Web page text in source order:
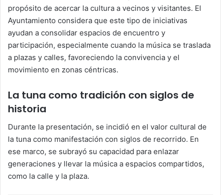
propósito de acercar la cultura a vecinos y visitantes. El
Ayuntamiento considera que este tipo de iniciativas
ayudan a consolidar espacios de encuentro y
participación, especialmente cuando la música se traslada
a plazas y calles, favoreciendo la convivencia y el
movimiento en zonas céntricas.
La tuna como tradición con siglos de
historia
Durante la presentación, se incidió en el valor cultural de
la tuna como manifestación con siglos de recorrido. En
ese marco, se subrayó su capacidad para enlazar
generaciones y llevar la música a espacios compartidos,
como la calle y la plaza.